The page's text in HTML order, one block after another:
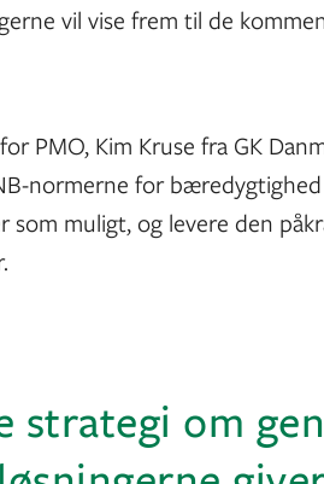
vil vise frem til de
PMO, Kim Kruse fra GK
normerne for
som muligt, og levere den
strategi om